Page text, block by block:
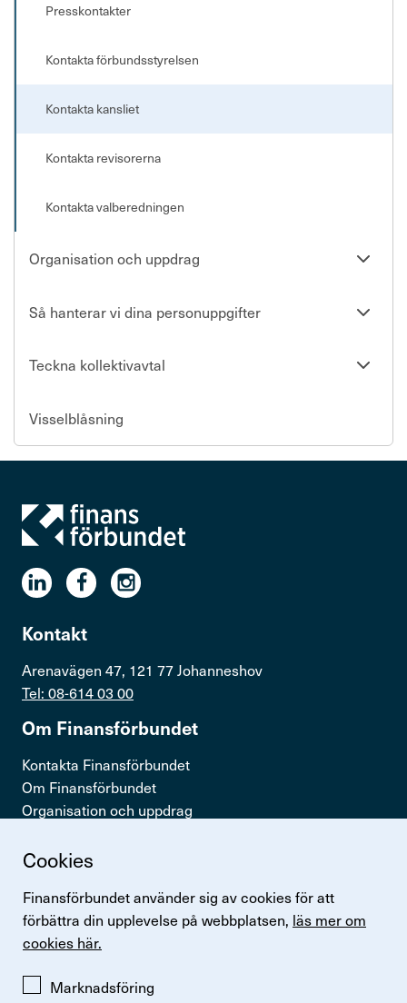
Cookies
Finansförbundet använder sig av cookies för att
förbättra din upplevelse på webbplatsen, läs mer om
cookies här.
Marknadsföring
Presskontakter
Kontakta förbundsstyrelsen
Kontakta kansliet
Kontakta revisorerna
Kontakta valberedningen
Organisation och uppdrag
Se
Så hanterar vi dina personuppgifter
Se
Teckna kollektivavtal
Se
Visselblåsning
Kontakt
Arenavägen 47, 121 77 Johanneshov
Tel: 08-614 03 00
Om Finans­för­bundet
Kontakta Finansförbundet
Om Finansförbundet
Organisation och uppdrag
Snabb­länkar
Logga in
Lönestatistik
Finansförbundets kollektivavtal
Perspektiv